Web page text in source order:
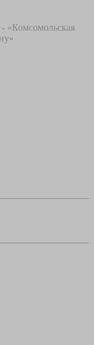
«Комсомольская